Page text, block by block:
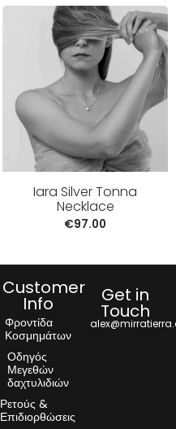
Iara Silver Tonna
Necklace
€97.00
Customer
Info
Φροντίδα
Κοσμημάτων
Οδηγός
Μεγεθών
δαχτυλιδιών
Ρετούς &
Επιδιορθώσεις
Get in
Touch